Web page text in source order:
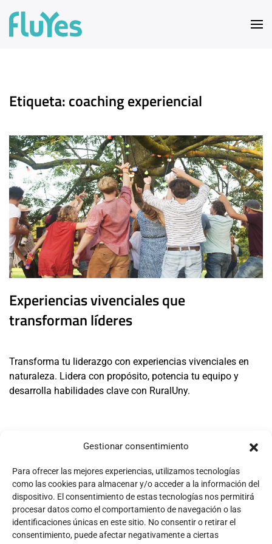
Gestionar consentimiento
Para ofrecer las mejores experiencias, utilizamos tecnologías
como las cookies para almacenar y/o acceder a la información del
dispositivo. El consentimiento de estas tecnologías nos permitirá
procesar datos como el comportamiento de navegación o las
identificaciones únicas en este sitio. No consentir o retirar el
consentimiento, puede afectar negativamente a ciertas
Ir al contenido principal
Etiqueta:coaching experiencial
Experiencias vivenciales que
transforman líderes
Transforma tu liderazgo con experiencias vivenciales en
naturaleza. Lidera con propósito, potencia tu equipo y
desarrolla habilidades clave con RuralUny.
Conectamos personas, territorios y talento para crear
experiencias que transforman